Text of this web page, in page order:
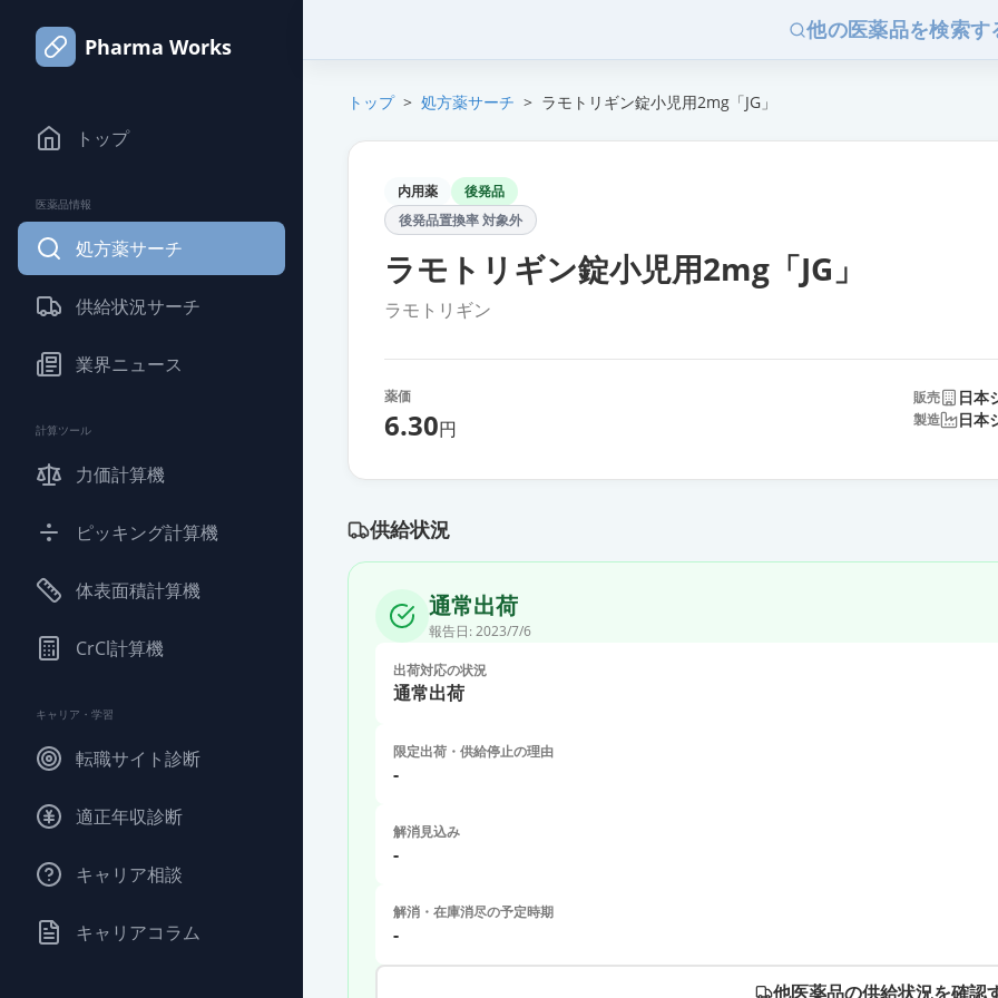
Pharma Works
トップ
医薬品情報
処方薬サーチ
供給状況サーチ
業界ニュース
計算ツール
力価計算機
ピッキング計算機
体表面積計算機
CrCl計算機
キャリア・学習
転職サイト診断
適正年収診断
キャリア相談
キャリアコラム
他の医薬品を検索す
トップ > 処方薬サーチ > ラモトリギン錠小児用2mg「JG」
内用薬
後発品
後発品置換率 対象外
ラモトリギン錠小児用2mg「JG」
ラモトリギン
薬価
6.30円
販売 日本
製造 日本
供給状況
通常出荷
報告日: 2023/7/6
出荷対応の状況
通常出荷
限定出荷・供給停止の理由
-
解消見込み
-
解消・在庫消尽の予定時期
-
他医薬品の供給状況を確認